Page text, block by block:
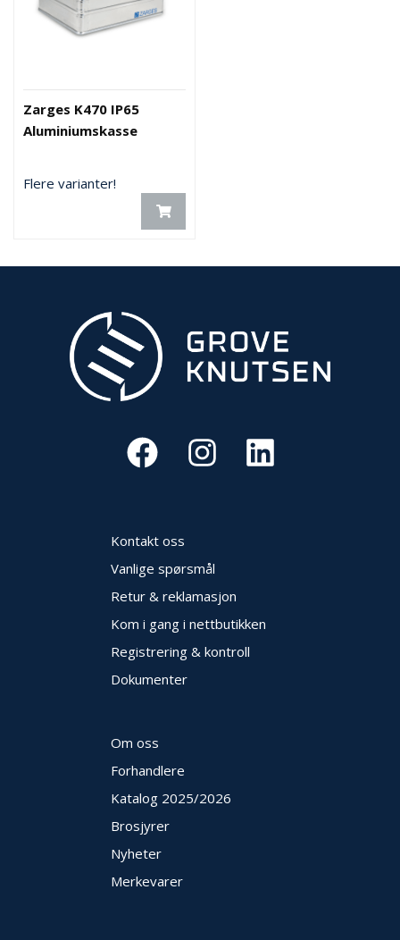
Zarges K470 IP65
Aluminiumskasse
Flere varianter!
Kontakt oss
Vanlige spørsmål
Retur & reklamasjon
Kom i gang i nettbutikken
Registrering & kontroll
Dokumenter
Om oss
Forhandlere
Katalog 2025/2026
Brosjyrer
Nyheter
Merkevarer